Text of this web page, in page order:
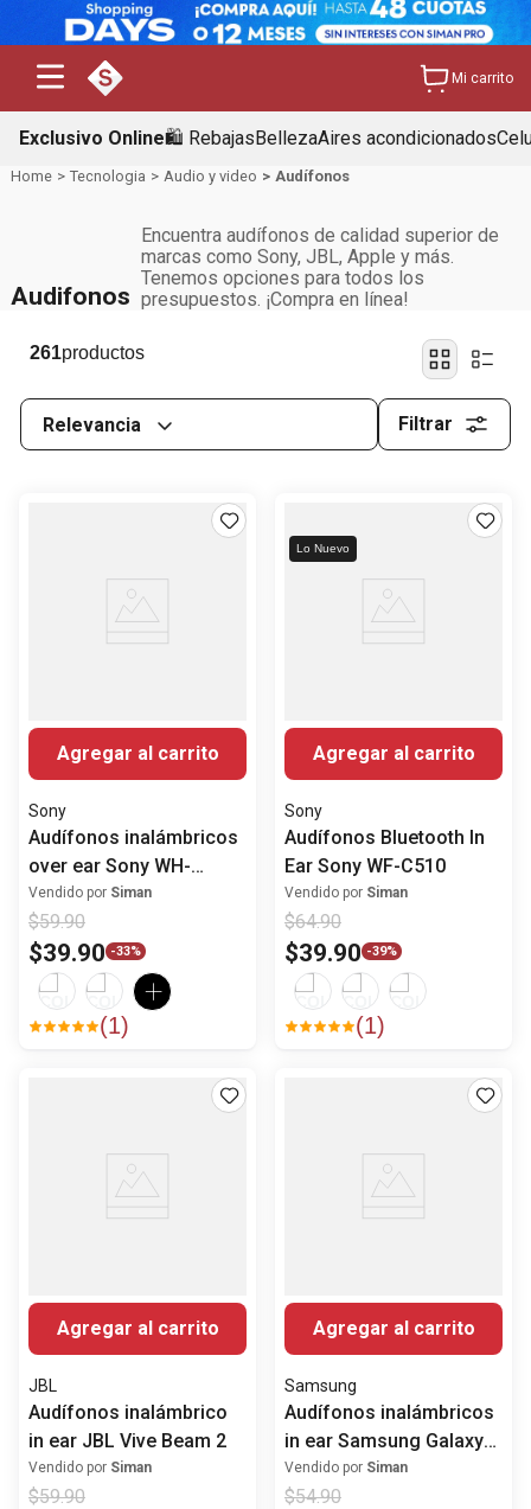
Mi carrito
Exclusivo Online🛍️ RebajasBellezaAires acondicionados
Tecnologia Audio y video Audífonos
Audifonos
Encuentra audífonos de calidad superior de
marcas como Sony, JBL, Apple y más.
Tenemos opciones para todos los
presupuestos. ¡Compra en línea!
261
Relevancia Filtrar
Agregar al carrito
Sony
Audífonos inalámbricos
over ear Sony WH-
CH520
Vendido por Siman
$59.90
$39.90 -33%
(1)
Lo Nuevo
Agregar al carrito
Sony
Audífonos Bluetooth In
Ear Sony WF-C510
Vendido por Siman
$64.90
$39.90 -39%
(1)
Agregar al carrito
JBL
Audífonos inalámbrico
in ear JBL Vive Beam 2
Vendido por Siman
$59.90
Agregar al carrito
Samsung
Audífonos inalámbricos
in ear Samsung Galaxy
Buds Core con ANC
Vendido por Siman
$54.90